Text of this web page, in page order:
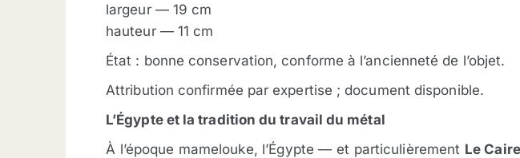
largeur — 19 cm
hauteur — 11 cm
État : bonne conservation, conforme à l’ancienneté de l’objet.
Attribution confirmée par expertise ; document disponible.
L’Égypte et la tradition du travail du métal
À l’époque mamelouke, l’Égypte — et particulièrement Le Caire